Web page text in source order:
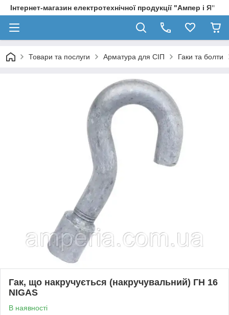
Інтернет-магазин електротехнічної продукції "Ампер і Я"
Товари та послуги Арматура для СІП Гаки та болти
Гак, що накручується (накручувальний) ГН 16
NIGAS
В наявності